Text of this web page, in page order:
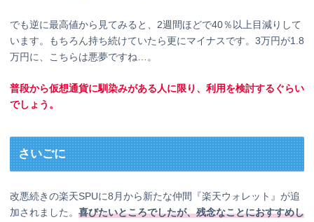
でも逆に最高値から見てみると、2週間ほどで40％以上目減りして
います。もちろん持ち続けていたら更にマイナスです。3万円が1.8
万円に、こちらは悪夢ですね…。
普段から仮想通貨に馴染みがある人に限り、利用を検討するぐらい
でしょう。
さいごに
改悪続きの楽天SPUに8月から新たな仲間『楽天ウォレット』が追
加されました。 喜びたいところでしたが、残念なことにおすすめし